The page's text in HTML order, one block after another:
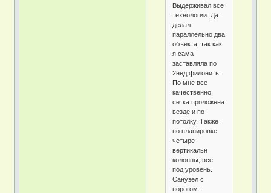
Выдерживал все
технологии. Да
делал
параллельно два
объекта, так как
я сама
заставляла по
2нед филонить.
По мне все
качественно,
сетка проложена
везде и по
потолку. Также
по планировке
четыре
вертикальн
колонны, все
под уровень.
Санузел с
порогом.